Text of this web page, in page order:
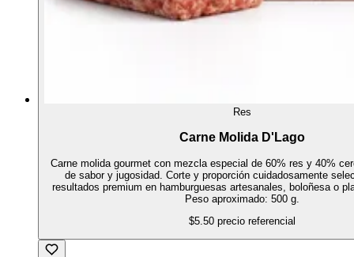
Res
Carne Molida D'Lago
Carne molida gourmet con mezcla especial de 60% res y 40%
de sabor y jugosidad. Corte y proporción cuidadosamente
resultados premium en hamburguesas artesanales, boloñesa o
Peso aproximado: 500 g.
$5.50 precio referencial